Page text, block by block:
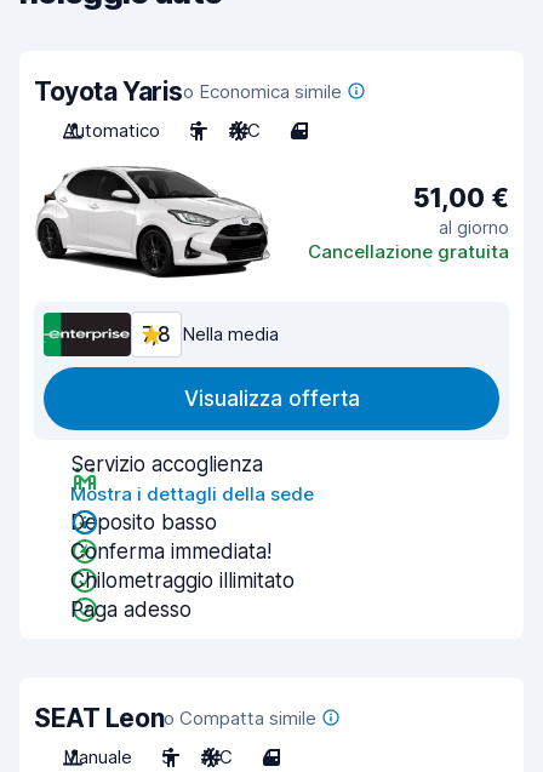
Toyota Yariso Economica simile
Automatico
5 A/C 4
51,00 €
al giorno
Cancellazione gratuita
7,8 Nella media
Visualizza offerta
Servizio accoglienza
Mostra i dettagli della sede
Deposito basso
Conferma immediata!
Chilometraggio illimitato
Paga adesso
SEAT Leono Compatta simile
Manuale
5 A/C 4